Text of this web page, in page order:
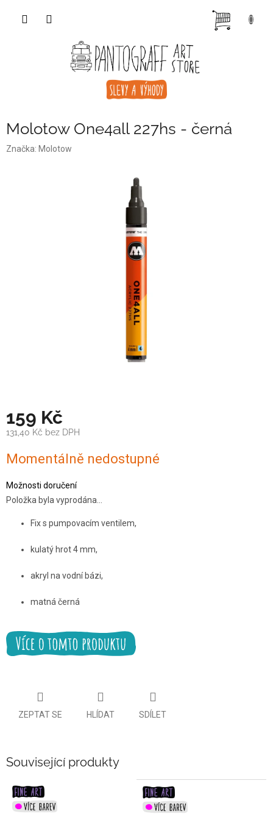
Molotow One4all 227hs - černá
Značka: Molotow
159 Kč
131,40 Kč bez DPH
cena:
Momentálně nedostupné
Možnosti doručení
Položka byla vyprodána…
Fix s pumpovacím ventilem,
kulatý hrot 4 mm,
akryl na vodní bázi,
matná černá
ZEPTAT SE HLÍDAT SDÍLET
Související produkty